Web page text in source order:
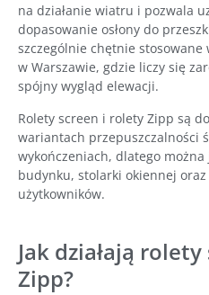
na działanie wiatru i pozwala
dopasowanie osłony do
szczególnie chętnie
w Warszawie, gdzie liczy się
spójny wygląd elewacji.
Rolety screen i rolety Zipp są
wariantach przepuszczalności
wykończeniach, dlatego
budynku, stolarki okiennej
użytkowników.
Jak działają
Zipp?